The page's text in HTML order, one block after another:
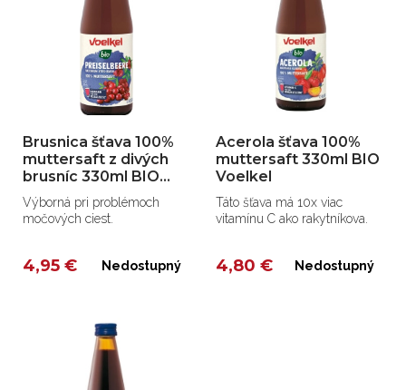
Brusnica šťava 100%
muttersaft z divých
brusníc 330ml BIO
Voelkel
Výborná pri problémoch
močových ciest.
4,95 € Nedostupný
Acerola šťava 100%
muttersaft 330ml BIO
Voelkel
Táto šťava má 10x viac
vitamínu C ako rakytníkova.
4,80 € Nedostupný